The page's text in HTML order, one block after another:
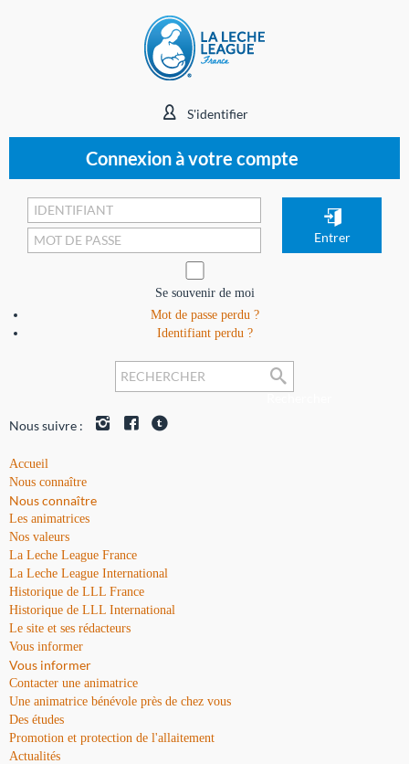
S'identifier
Connexion à votre compte
Se souvenir de moi
Mot de passe perdu ?
Identifiant perdu ?
Nous suivre :
Accueil
Nous connaître
Nous connaître
Les animatrices
Nos valeurs
La Leche League France
La Leche League International
Historique de LLL France
Historique de LLL International
Le site et ses rédacteurs
Vous informer
Vous informer
Contacter une animatrice
Une animatrice bénévole près de chez vous
Des études
Promotion et protection de l'allaitement
Actualités